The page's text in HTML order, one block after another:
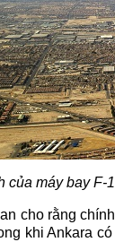
của máy bay F-
cho rằng
khi Ankara